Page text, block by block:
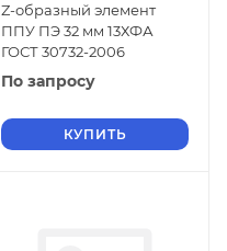
Z-образный элемент
ППУ ПЭ 32 мм 13ХФА
ГОСТ 30732-2006
По запросу
КУПИТЬ